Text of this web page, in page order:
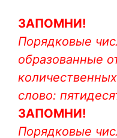
ЗАПОМНИ!
Порядковые
образованные
слово:
ЗАПОМНИ!
Порядковые